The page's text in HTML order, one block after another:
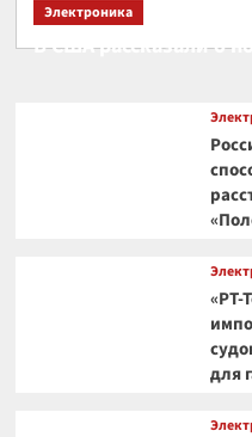
Электроника
В США рассказали о
«РТ-
для